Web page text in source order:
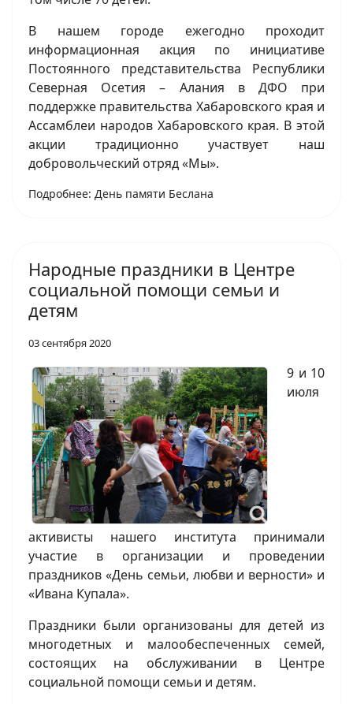
В нашем городе ежегодно проходит
информационная акция по инициативе
Постоянного представительства Республики
Северная Осетия – Алания в ДФО при
поддержке правительства Хабаровского края и
Ассамблеи народов Хабаровского края. В этой
акции традиционно участвует наш
добровольческий отряд «Мы».
Подробнее: День памяти Беслана
Народные праздники в Центре
социальной помощи семьи и
детям
03 сентября 2020
9 и 10
июля
активисты нашего института принимали
участие в организации и проведении
праздников «День семьи, любви и верности» и
«Ивана Купала».
Праздники были организованы для детей из
многодетных и малообеспеченных семей,
состоящих на обслуживании в Центре
социальной помощи семьи и детям.